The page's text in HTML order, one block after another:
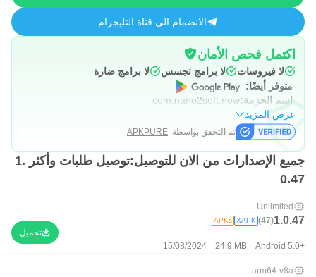
الانضمام الى قناة التليجرام
اكتمل فحص الأمان
لا فيروسات لا برامج تجسس
لا برامج ضارة
متوفر أيضًا:
اسم الحزمة:com.nano2soft.now
عرض المزيد
تم التحقق بواسطة: APKPURE
جميع الإصدارات من الان للتوصيل:توصيل طلبات وأكثر 1.
0.47
Unlimited
1.0.47
(47)
XAPK
APKs
15/08/2024 24.9 MB Android 5.0+
تحميل
arm64-v8a